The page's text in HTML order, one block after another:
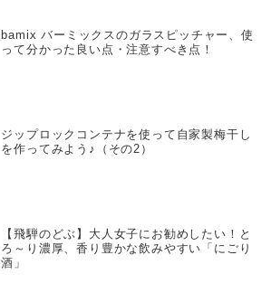
bamix バーミックスのガラスピッチャー、使
って分かった良い点・注意すべき点！
ジップロックコンテナを使って自家製梅干し
を作ってみよう♪（その2）
【飛騨のどぶ】大人女子にお勧めしたい！と
ろ～り濃厚、香り豊かな飲みやすい「にごり
酒」